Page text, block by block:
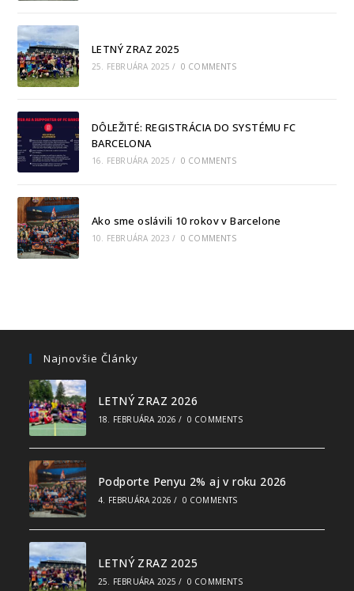
LETNÝ ZRAZ 2025
25. FEBRUÁRA 2025 / 0 COMMENTS
DÔLEŽITÉ: REGISTRÁCIA DO SYSTÉMU FC
BARCELONA
16. FEBRUÁRA 2025 / 0 COMMENTS
Ako sme oslávili 10 rokov v Barcelone
10. FEBRUÁRA 2023 / 0 COMMENTS
Najnovšie Články
LETNÝ ZRAZ 2026
18. FEBRUÁRA 2026 / 0 COMMENTS
Podporte Penyu 2% aj v roku 2026
4. FEBRUÁRA 2026 / 0 COMMENTS
LETNÝ ZRAZ 2025
25. FEBRUÁRA 2025 / 0 COMMENTS